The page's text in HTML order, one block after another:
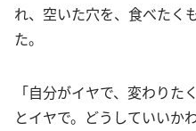
れ、空いた穴を、食べたく
た。
「自分がイヤで、変わり
とイヤで。どうしていいか